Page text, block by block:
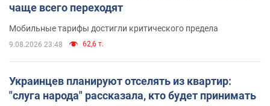
чаще всего переходят
Мобильные тарифы достигли критического предела
9.08.2026 23:48 62,6 т.
Украинцев планируют отселять из квартир:
"слуга народа" рассказала, кто будет принимать